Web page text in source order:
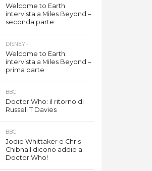
Welcome to Earth:
intervista a Miles Beyond –
seconda parte
DISNEY+
Welcome to Earth:
intervista a Miles Beyond –
prima parte
BBC
Doctor Who: il ritorno di
Russell T Davies
BBC
Jodie Whittaker e Chris
Chibnall dicono addio a
Doctor Who!